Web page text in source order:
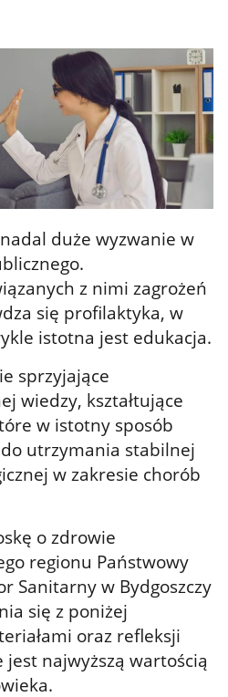
duże wyzwanie w
z nimi zagrożeń
się profilaktyka, w
istotna jest edukacja.
sprzyjające
wiedzy, kształtujące
w istotny sposób
utrzymania stabilnej
w zakresie chorób
o zdrowie
regionu Państwowy
Sanitarny w Bydgoszczy
się z poniżej
oraz refleksji
najwyższą wartością